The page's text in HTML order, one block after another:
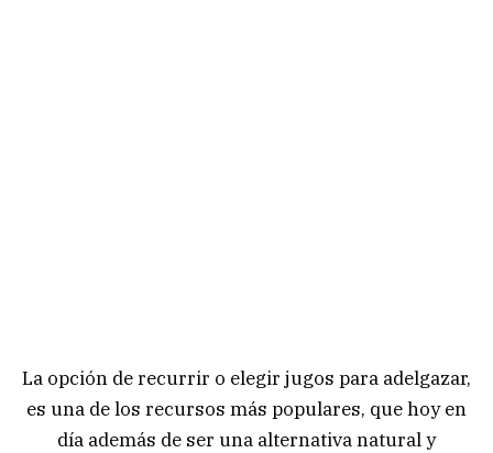
La opción de recurrir o elegir jugos para adelgazar,
es una de los recursos más populares, que hoy en
día además de ser una alternativa natural y